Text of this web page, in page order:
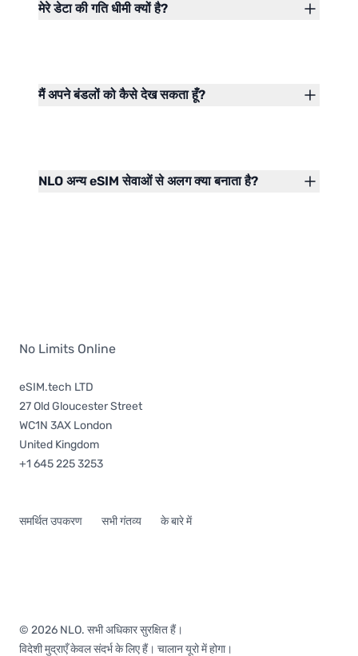
मेरे डेटा की गति धीमी क्यों है?
मैं अपने बंडलों को कैसे देख सकता हूँ?
NLO अन्य eSIM सेवाओं से अलग क्या बनाता है?
No Limits Online
eSIM.tech LTD
27 Old Gloucester Street
WC1N 3AX London
United Kingdom
+1 645 225 3253
समर्थित उपकरण सभी गंतव्य के बारे में
© 2026 NLO. सभी अधिकार सुरक्षित हैं।
विदेशी मुद्राएँ केवल संदर्भ के लिए हैं। चालान यूरो में होगा।